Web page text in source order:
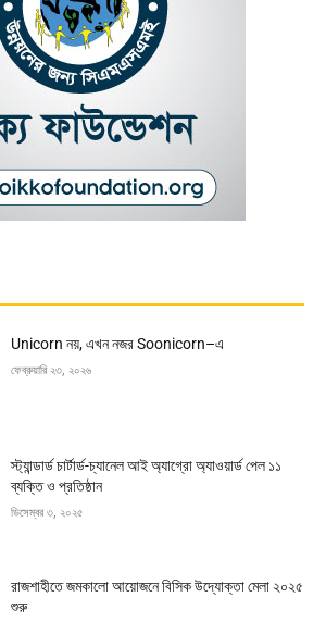
Unicorn নয়, এখন নজর Soonicorn–এ
ফেব্রুয়ারি ২৩, ২০২৬
স্ট্যান্ডার্ড চার্টার্ড-চ্যানেল আই অ্যাগ্রো অ্যাওয়ার্ড পেল ১১
ব্যক্তি ও প্রতিষ্ঠান
ডিসেম্বর ৩, ২০২৫
রাজশাহীতে জমকালো আয়োজনে বিসিক উদ্যোক্তা মেলা ২০২৫
শুরু